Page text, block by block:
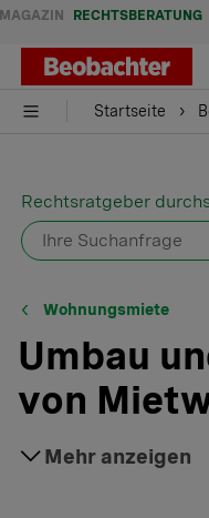
MAGAZIN RECHTSBERATUNG
Startseite
Rechtsratgeber
Wohnungsmiete
Umbau
von
Mehr anzeigen
Grundsätzlich